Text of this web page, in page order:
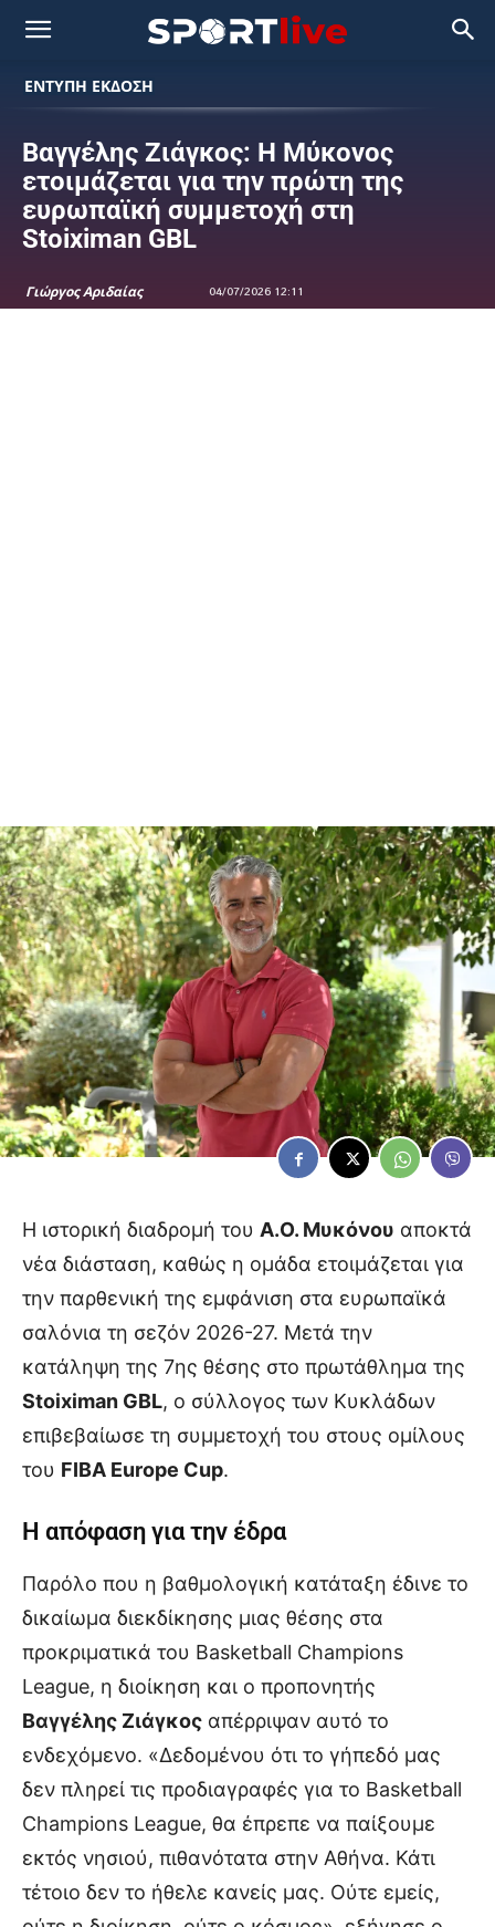
ΕΝΤΥΠΗ ΕΚΔΟΣΗ
Βαγγέλης Ζιάγκος: Η Μύκονος
ετοιμάζεται για την πρώτη της
ευρωπαϊκή συμμετοχή στη
Stoiximan GBL
Γιώργος Αριδαίας 04/07/2026 12:11
Η ιστορική διαδρομή του Α.Ο. Μυκόνου αποκτά
νέα διάσταση, καθώς η ομάδα ετοιμάζεται για
την παρθενική της εμφάνιση στα ευρωπαϊκά
σαλόνια τη σεζόν 2026-27. Μετά την
κατάληψη της 7ης θέσης στο πρωτάθλημα της
Stoiximan GBL, ο σύλλογος των Κυκλάδων
επιβεβαίωσε τη συμμετοχή του στους ομίλους
του FIBA Europe Cup.
Η απόφαση για την έδρα
Παρόλο που η βαθμολογική κατάταξη έδινε το
δικαίωμα διεκδίκησης μιας θέσης στα
προκριματικά του Basketball Champions
League, η διοίκηση και ο προπονητής
Βαγγέλης Ζιάγκος απέρριψαν αυτό το
ενδεχόμενο. «Δεδομένου ότι το γήπεδό μας
δεν πληρεί τις προδιαγραφές για το Basketball
Champions League, θα έπρεπε να παίξουμε
εκτός νησιού, πιθανότατα στην Αθήνα. Κάτι
τέτοιο δεν το ήθελε κανείς μας. Ούτε εμείς,